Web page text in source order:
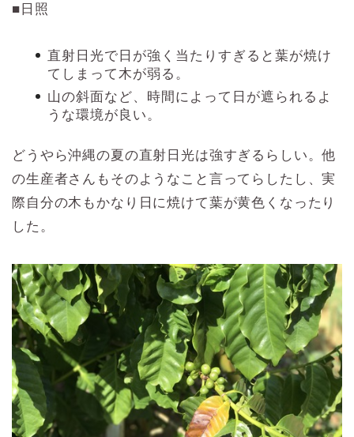
■日照
直射日光で日が強く当たりすぎると葉が焼け
てしまって木が弱る。
山の斜面など、時間によって日が遮られるよ
うな環境が良い。
どうやら沖縄の夏の直射日光は強すぎるらしい。他
の生産者さんもそのようなこと言ってらしたし、実
際自分の木もかなり日に焼けて葉が黄色くなったり
した。